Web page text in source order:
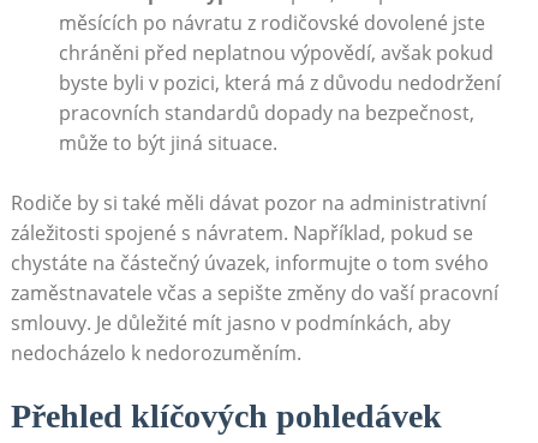
měsících po návratu z rodičovské⁤ dovolené‌ jste
chráněni před neplatnou⁢ výpovědí, avšak pokud
byste byli v⁣ pozici, která má⁣ z důvodu nedodržení⁤
pracovních standardů dopady na bezpečnost,
může to⁢ být jiná situace.
Rodiče ‍by ‌si‌ také měli ‌dávat pozor na administrativní
záležitosti‌ spojené s návratem. Například, pokud se
chystáte na⁣ částečný úvazek, informujte o⁢ tom svého⁢
zaměstnavatele včas a⁢ sepište změny do vaší ⁢pracovní
smlouvy. Je důležité mít⁤ jasno v podmínkách, aby
nedocházelo ‌k nedorozuměním.
Přehled ‌klíčových⁤ pohledávek